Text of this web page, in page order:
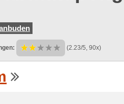
(2.23/5, 90x)